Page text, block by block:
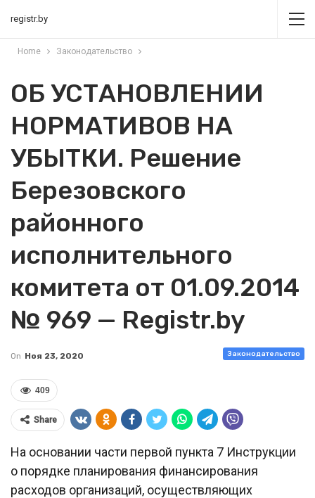
registr.by
Home Законодательство
ОБ УСТАНОВЛЕНИИ
НОРМАТИВОВ НА
УБЫТКИ. Решение
Березовского
районного
исполнительного
комитета от 01.09.2014
№ 969 — Registr.by
Законодательство
On Ноя 23, 2020
409
Share
На основании части первой пункта 7 Инструкции
о порядке планирования финансирования
расходов организаций, осуществляющих